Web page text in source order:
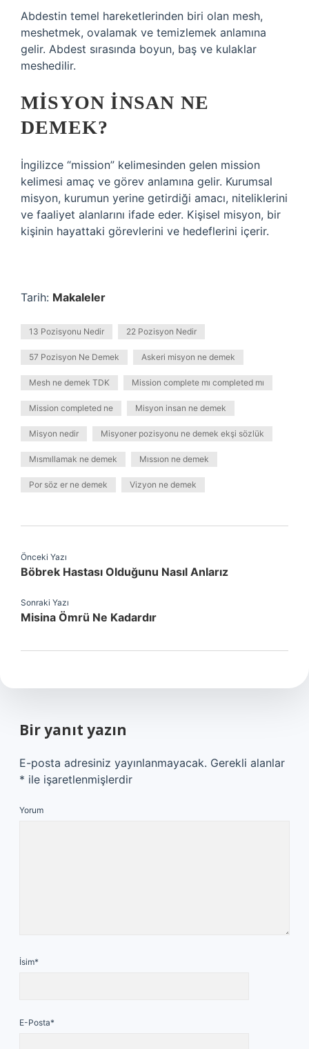
Abdestin temel hareketlerinden biri olan mesh,
meshetmek, ovalamak ve temizlemek anlamına
gelir. Abdest sırasında boyun, baş ve kulaklar
meshedilir.
MISYON INSAN NE
DEMEK?
İngilizce “mission” kelimesinden gelen mission
kelimesi amaç ve görev anlamına gelir. Kurumsal
misyon, kurumun yerine getirdiği amacı, niteliklerini
ve faaliyet alanlarını ifade eder. Kişisel misyon, bir
kişinin hayattaki görevlerini ve hedeflerini içerir.
Tarih: Makaleler
13 Pozisyonu Nedir 22 Pozisyon Nedir
57 Pozisyon Ne Demek Askeri misyon ne demek
Mesh ne demek TDK Mission complete mı completed mı
Mission completed ne Misyon insan ne demek
Misyon nedir Misyoner pozisyonu ne demek ekşi sözlük
Mısmıllamak ne demek Mıssıon ne demek
Por söz er ne demek Vizyon ne demek
Önceki Yazı
Böbrek Hastası Olduğunu Nasıl Anlarız
Sonraki Yazı
Misina Ömrü Ne Kadardır
Bir yanıt yazın
E-posta adresiniz yayınlanmayacak. Gerekli alanlar
* ile işaretlenmişlerdir
Yorum
İsim*
E-Posta*